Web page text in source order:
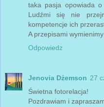
taka pasja opowiada o
Ludźmi się nie
kompetencje ich
A przepisami
Odpowiedz
Jenovia Dżemson 27
Świetna fotorelacja!
Pozdrawiam i